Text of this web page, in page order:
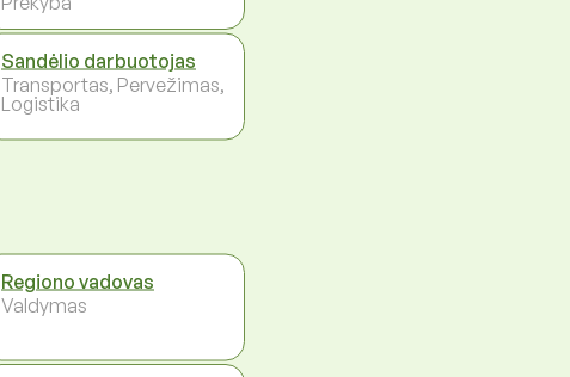
Sandėlio darbuotojas
Transportas, Pervežimas,
Logistika
Regiono vadovas
Valdymas